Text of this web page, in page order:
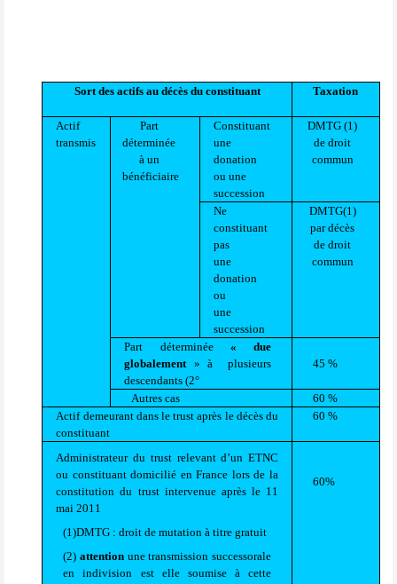
Sort des actifs au décès du constituant Taxation
Actif
transmis
Part
déterminée
à un
bénéficiaire
Constituant
une
donation
ou une
succession
DMTG (1)
de droit
commun
Ne
constituant
pas
une
donation
ou
une
succession
DMTG(1)
par décès
de droit
commun
Part déterminée « due
globalement» à
plusieurs
descendants (2°
45 %
Autres cas
60 %
Actif demeurant dans le trust après le décès du
constituant
60 %
Administrateur du trust relevant d’un ETNC
ou constituant domicilié en France lors de la
constitution du trust intervenue après le 11
mai 2011
(1)DMTG : droit de mutation à titre gratuit
(2)attention une transmission successorale
en indivision est elle soumise à cette
60%